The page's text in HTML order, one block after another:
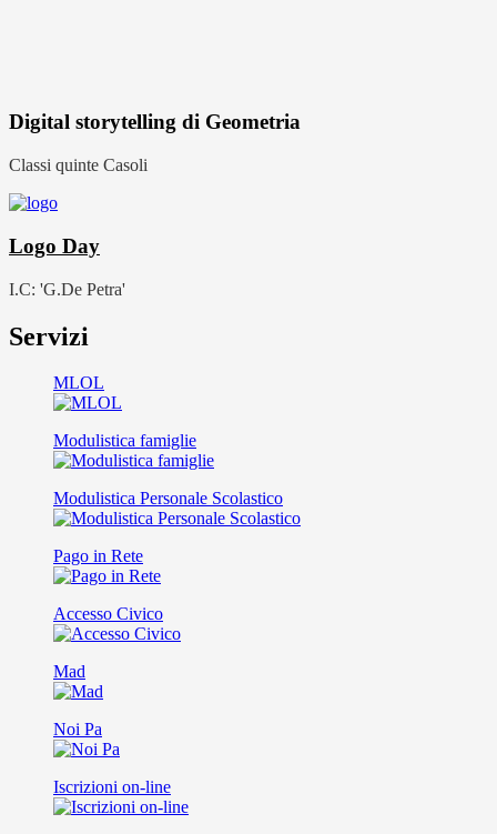
Digital storytelling di Geometria
Classi quinte Casoli
Logo Day
I.C: 'G.De Petra'
Servizi
MLOL
Modulistica famiglie
Modulistica Personale Scolastico
Pago in Rete
Accesso Civico
Mad
Noi Pa
Iscrizioni on-line